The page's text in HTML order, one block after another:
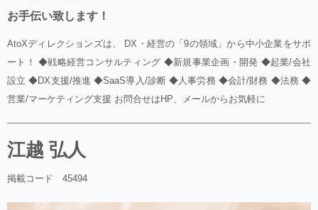
お手伝い致します！
AtoXディレクションズは、 DX・経営の「9の領域」から中小企業をサポ
ート！ ◆戦略経営コンサルティング ◆新規事業企画・開発 ◆起業/会社
設立 ◆DX支援/推進 ◆SaaS導入/診断 ◆人事労務 ◆会計/財務 ◆法務 ◆
営業/マーケティング支援 お問合せはHP、メールからお気軽に
江越 弘人
掲載コード 45494